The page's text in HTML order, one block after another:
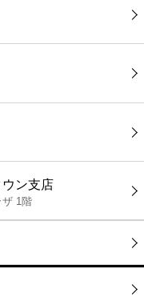
ン支店
ザ 1階